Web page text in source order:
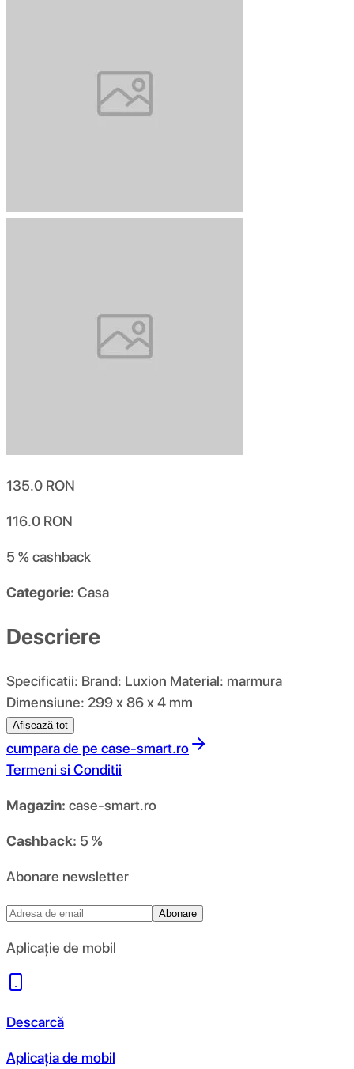
135.0 RON
116.0 RON
5 %cashback
Categorie: Casa
Descriere
Specificatii: Brand: Luxion Material: marmura
Dimensiune: 299 x 86 x 4 mm
Afișează tot
cumpara de pe case-smart.ro
Termeni si Conditii
Magazin: case-smart.ro
Cashback: 5 %
Abonare newsletter
Abonare
Aplicație de mobil
Descarcă
Aplicația de mobil